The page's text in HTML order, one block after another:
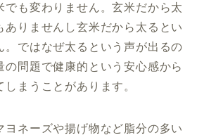
でも変わりません。玄米だから太
ありませんし玄米だから太るとい
。ではなぜ太るという声が出るの
の問題で健康的という安心感から
まうことがあります。
ヨネーズや揚げ物など脂分の多い